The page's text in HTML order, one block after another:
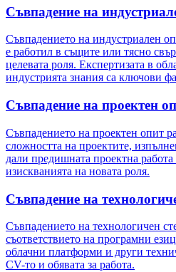
Съвпадение на
Съвпадението на индустриален
е работил в същите или тясно
целевата роля. Експертизата в
индустрията знания са ключови
Съвпадение на проектен
Съвпадението на проектен опит
сложността на проектите,
дали предишната проектна работа
изискванията на новата роля.
Съвпадение на
Съвпадението на технологичен
съответствието на програмни
облачни платформи и други
CV-то и обявата за работа.